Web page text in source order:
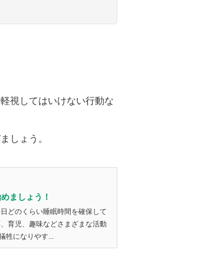
視してはいけない行動な
しょう。
ましょう！
どのくらい睡眠時間を確保して
育児、趣味などさまざまな活動
牲になりやす...